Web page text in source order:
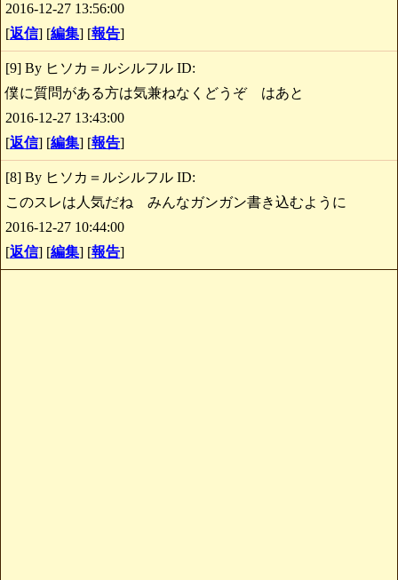
2016-12-27 13:56:00
[返信] [編集] [報告]
[9] By ヒソカ＝ルシルフル ID:
僕に質問がある方は気兼ねなくどうぞ はあと
2016-12-27 13:43:00
[返信] [編集] [報告]
[8] By ヒソカ＝ルシルフル ID:
このスレは人気だね みんなガンガン書き込むように
2016-12-27 10:44:00
[返信] [編集] [報告]